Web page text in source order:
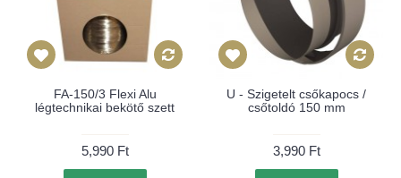
FA-150/3 Flexi Alu
légtechnikai bekötő szett
5,990 Ft
U - Szigetelt csőkapocs /
csőtoldó 150 mm
3,990 Ft